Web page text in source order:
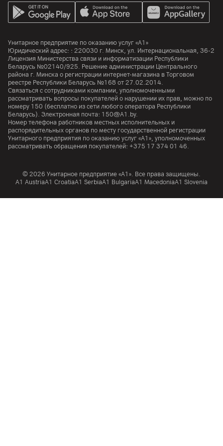
Унитарное предприятие по оказанию услуг «А1»
Юридический адрес: : 220030 г. Минск, ул. Интернациональная, 36-2
Лицензия Министерства связи и информатизации Республики
Беларусь №02140/925. Решение администрации Центрального
района г. Минска о регистрации интернет-магазина в Торговом
реестре Республики Беларусь №168 от 27.02.2014.
Связаться с сотрудниками компании, уполномоченными
рассматривать вопросы покупателей о нарушении их прав, можно по
номеру 150 (бесплатно из сети любого оператора Республики
Беларусь). Электронная почта: 150@A1.by.
Номер телефона работников местных исполнительных и
распорядительных органов по месту государственной регистрации
Унитарного предприятия по оказанию услуг «А1», уполномоченных
рассматривать обращения покупателей: +375 17 374 01 46.
© 2026 Унитарное предприятие «А1». Все права защищены.
A1 AustriaA1 CroatiaА1 SerbiaA1 BulgariaA1 MacedoniaA1 Slovenia